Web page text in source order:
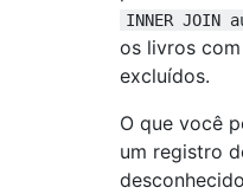
INNER JOIN
os livros
excluídos.
O que você
um registro